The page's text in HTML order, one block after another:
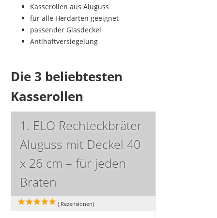
Kasserollen aus Aluguss
für alle Herdarten geeignet
passender Glasdeckel
Antihaftversiegelung
Die 3 beliebtesten
Kasserollen
1. ELO Rechteckbräter
Aluguss mit Deckel 40
x 26 cm – für jeden
Braten
( Rezensionen)